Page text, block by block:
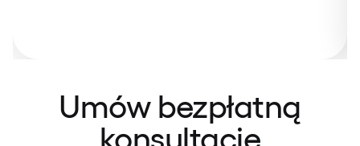
Umów bezpłatną
konsultację